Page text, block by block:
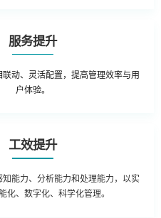
服务提升
动、灵活配置，提高管理效率与用
户体验。
工效提升
能力、分析能力和处理能力，以实
化、数字化、科学化管理。